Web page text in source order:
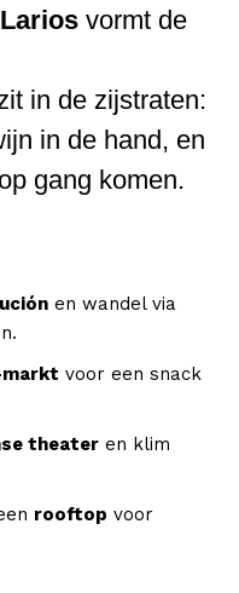
]
PRO
vormt de
in de zijstraten:
in de hand, en
gang komen.
en wandel via
voor een snack
theater en klim
rooftop voor